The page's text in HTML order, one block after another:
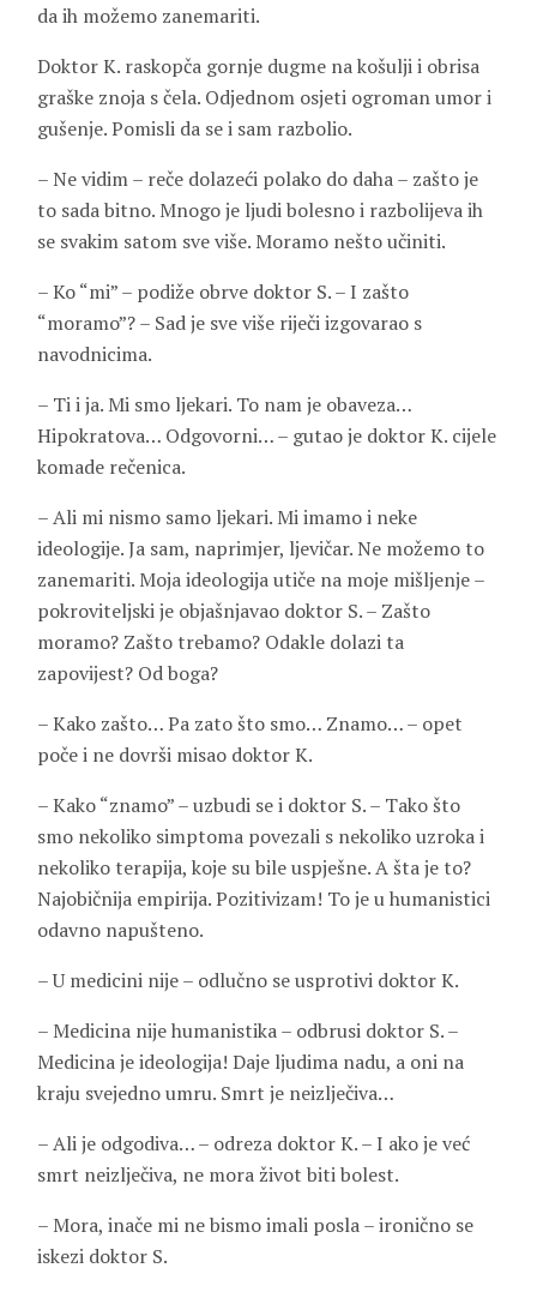
da ih možemo zanemariti.
Doktor K. raskopča gornje dugme na košulji i obrisa
graške znoja s čela. Odjednom osjeti ogroman umor i
gušenje. Pomisli da se i sam razbolio.
– Ne vidim – reče dolazeći polako do daha – zašto je
to sada bitno. Mnogo je ljudi bolesno i razbolijeva ih
se svakim satom sve više. Moramo nešto učiniti.
– Ko “mi” – podiže obrve doktor S. – I zašto
“moramo”? – Sad je sve više riječi izgovarao s
navodnicima.
– Ti i ja. Mi smo ljekari. To nam je obaveza…
Hipokratova… Odgovorni… – gutao je doktor K. cijele
komade rečenica.
– Ali mi nismo samo ljekari. Mi imamo i neke
ideologije. Ja sam, naprimjer, ljevičar. Ne možemo to
zanemariti. Moja ideologija utiče na moje mišljenje –
pokroviteljski je objašnjavao doktor S. – Zašto
moramo? Zašto trebamo? Odakle dolazi ta
zapovijest? Od boga?
– Kako zašto… Pa zato što smo… Znamo… – opet
poče i ne dovrši misao doktor K.
– Kako “znamo” – uzbudi se i doktor S. – Tako što
smo nekoliko simptoma povezali s nekoliko uzroka i
nekoliko terapija, koje su bile uspješne. A šta je to?
Najobičnija empirija. Pozitivizam! To je u humanistici
odavno napušteno.
– U medicini nije – odlučno se usprotivi doktor K.
– Medicina nije humanistika – odbrusi doktor S. –
Medicina je ideologija! Daje ljudima nadu, a oni na
kraju svejedno umru. Smrt je neizlječiva…
– Ali je odgodiva… – odreza doktor K. – I ako je već
smrt neizlječiva, ne mora život biti bolest.
– Mora, inače mi ne bismo imali posla – ironično se
iskezi doktor S.